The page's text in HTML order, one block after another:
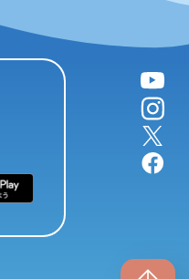
YouTube
instagram
X
facebook